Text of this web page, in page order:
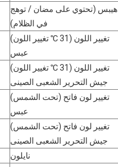
هيبس (تحتوي على مضان / توهج
في الظلام)
تغيير اللون (31 ℃ تغيير اللون)
عبس
تغيير اللون (31 ℃ تغيير اللون)
جيش التحرير الشعبى الصينى
تغيير لون فاتح (تحت الشمس)
عبس
تغيير لون فاتح (تحت الشمس)
جيش التحرير الشعبى الصينى
نايلون